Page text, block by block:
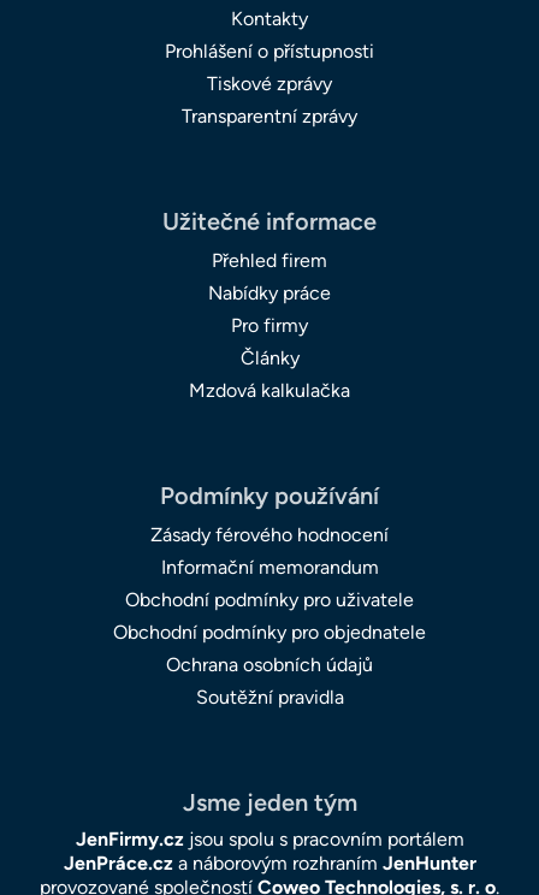
Kontakty
Prohlášení o přístupnosti
Tiskové zprávy
Transparentní zprávy
Užitečné informace
Přehled firem
Nabídky práce
Pro firmy
Články
Mzdová kalkulačka
Podmínky používání
Zásady férového hodnocení
Informační memorandum
Obchodní podmínky pro uživatele
Obchodní podmínky pro objednatele
Ochrana osobních údajů
Soutěžní pravidla
Jsme jeden tým
JenFirmy.czjsou spolu s pracovním portálem
JenPráce.cza náborovým rozhraním JenHunter
provozované společností Coweo Technologies, s. r. o.